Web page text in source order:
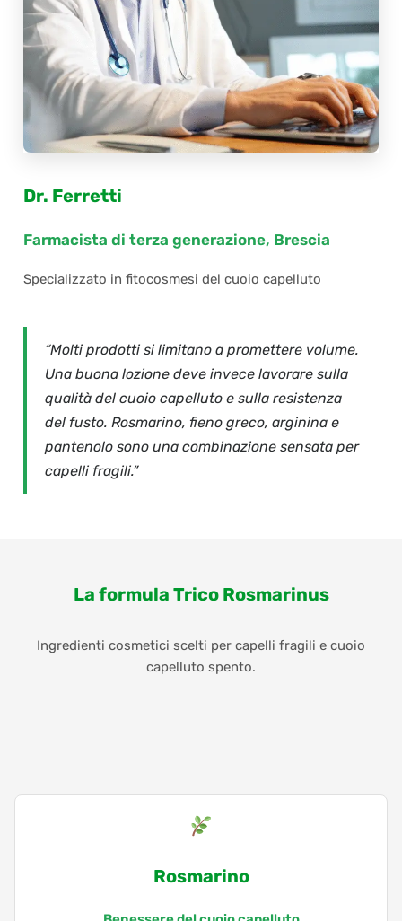
Dr. Ferretti
Farmacista di terza generazione, Brescia
Specializzato in fitocosmesi del cuoio capelluto
“Molti prodotti si limitano a promettere volume.
Una buona lozione deve invece lavorare sulla
qualità del cuoio capelluto e sulla resistenza
del fusto. Rosmarino, fieno greco, arginina e
pantenolo sono una combinazione sensata per
capelli fragili.”
La formula Trico Rosmarinus
Ingredienti cosmetici scelti per capelli fragili e cuoio
capelluto spento.
Rosmarino